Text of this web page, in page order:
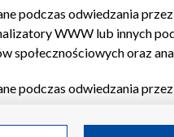
podczas odwiedzania
WWW lub innych
społecznościowych oraz
podczas odwiedzania
następujących celów i